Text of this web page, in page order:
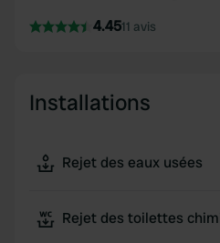
4.4511 avis
Installations
Rejet des eaux usées
Rejet des toilettes